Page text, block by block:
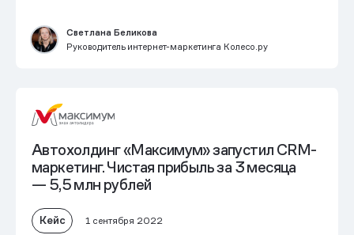
Светлана Беликова
Руководитель интернет-маркетинга Колесо.ру
Автохолдинг «Максимум» запустил CRM-
маркетинг. Чистая прибыль за 3 месяца
— 5,5 млн рублей
Кейс 1 сентября 2022